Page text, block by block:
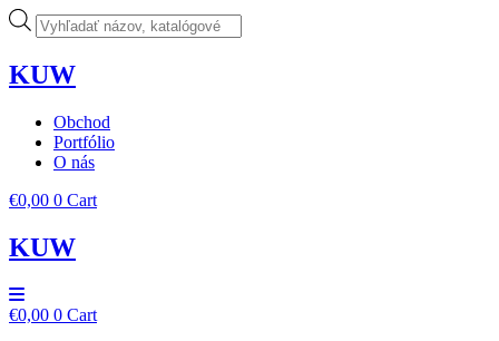
Preskočiť
Products
search
KUW
Obchod
Portfólio
O nás
€0,00 0 Cart
KUW
€0,00 0 Cart